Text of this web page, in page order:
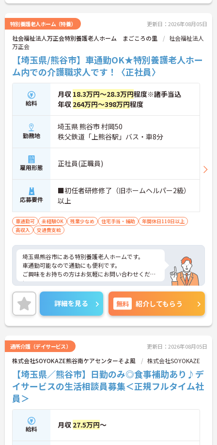
特別養護老人ホーム（特養） 更新日：2026年08月05日
社会福祉法人万正会特別養護老人ホーム まごころの里
社会福祉法人
万正会
【埼玉県/熊谷市】車通勤OK★特別養護老人ホー
ム内での介護職求人です！〈正社員〉
給料
月収 18.3万円～28.3万円程度※諸手当込
年収 264万円～398万円程度
勤務地
埼玉県 熊谷市 村岡50
秩父鉄道「上熊谷駅」バス・車8分
雇用形態 正社員(正職員)
応募要件
■初任者研修修了（旧ホームヘルパー2級）
以上
車通勤可 未経験OK 残業少なめ 住宅手当・補助
年間休日110日以上
高収入
交通費支給
埼玉県熊谷市にある特別養護老人ホームです。
車通勤可能なので通勤にも便利です。
ご興味をお持ちの方はお気軽にお問い合わせくださ
い。
詳細を見る 無料 紹介してもらう
通所介護（デイサービス） 更新日：2026年08月05日
株式会社SOYOKAZE熊谷南ケアセンターそよ風 株式会社SOYOKAZE
【埼玉県／熊谷市】日勤のみ◎食事補助あり♪デ
イサービスの生活相談員募集＜正規フルタイム社
員＞
給料 月収 27.5万円～